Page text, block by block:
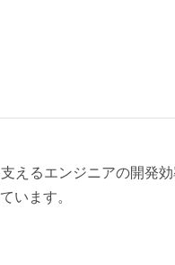
えるエンジニアの開発
います。